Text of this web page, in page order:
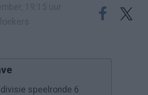
speelronde 6